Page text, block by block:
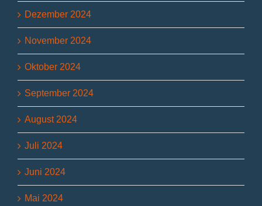
Dezember 2024
November 2024
Oktober 2024
September 2024
August 2024
Juli 2024
Juni 2024
Mai 2024